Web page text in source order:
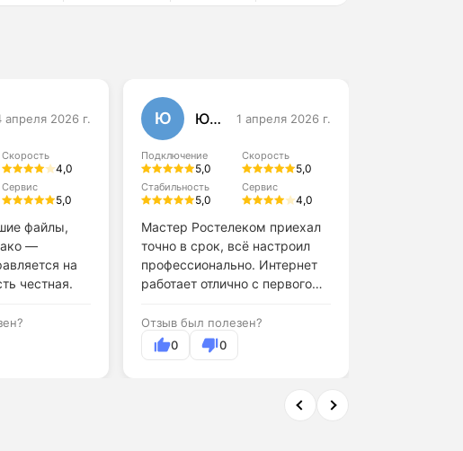
апреля 2026 г.
Скорость
4,0
Сервис
5,0
файлы,
—
на
честная.
Ю Юлия Данилова 1 апреля 2026 г.
Подключение
5,0
Скорость
5,0
Стабильность
5,0
Сервис
4,0
Мастер Ростелеком приехал
точно в срок, всё настроил
профессионально. Интернет
работает отлично с первого
Отзыв был полезен?
0
0